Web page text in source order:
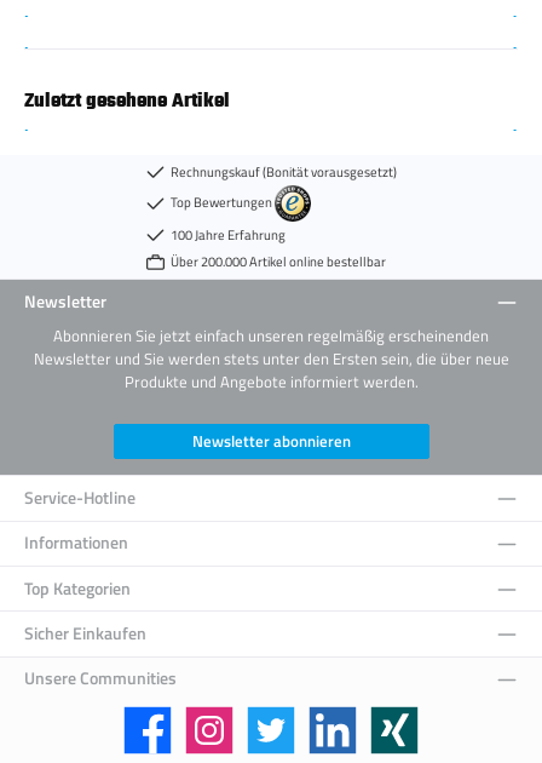
Zuletzt gesehene Artikel
Rechnungskauf (Bonität vorausgesetzt)
Top Bewertungen
100 Jahre Erfahrung
Über 200.000 Artikel online bestellbar
Newsletter
Abonnieren Sie jetzt einfach unseren regelmäßig erscheinenden
Newsletter und Sie werden stets unter den Ersten sein, die über neue
Produkte und Angebote informiert werden.
Newsletter abonnieren
Service-Hotline
Informationen
Top Kategorien
Sicher Einkaufen
Unsere Communities
Facebook Instagram Twitter LinkedIn Xing